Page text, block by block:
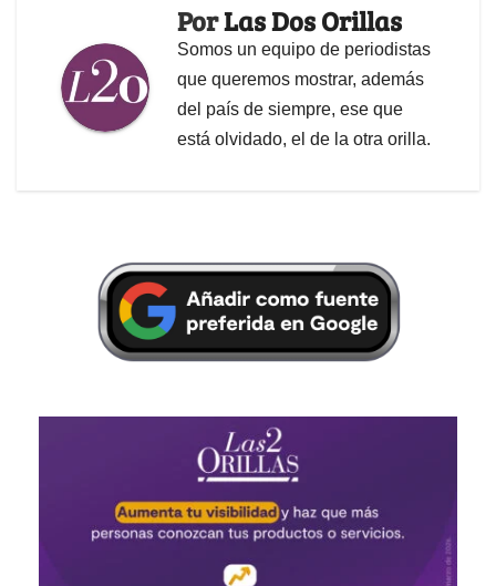
PorLas Dos Orillas
Somos un equipo de periodistas
que queremos mostrar, además
del país de siempre, ese que
está olvidado, el de la otra orilla.